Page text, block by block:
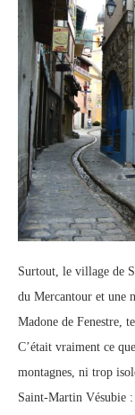
Surtout, le village de
du Mercantour et une
Madone de Fenestre,
C’était vraiment ce
montagnes, ni trop
Saint-Martin Vésubie